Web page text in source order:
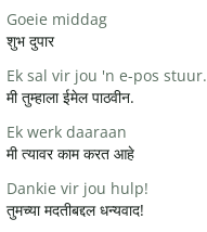
Goeie middag
शुभ दुपार
Ek sal vir jou 'n e-pos stuur.
मी तुम्हाला ईमेल पाठवीन.
Ek werk daaraan
मी त्यावर काम करत आहे
Dankie vir jou hulp!
तुमच्या मदतीबद्दल धन्यवाद!